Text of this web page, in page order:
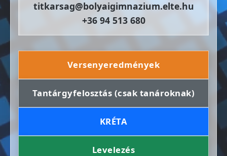
titkarsag@bolyaigimnazium.elte.hu
+36 94 513 680
Versenyeredmények
Tantárgyfelosztás (csak tanároknak)
KRÉTA
Levelezés